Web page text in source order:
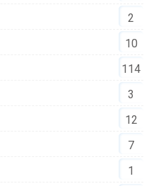
2
10
114
3
12
7
1